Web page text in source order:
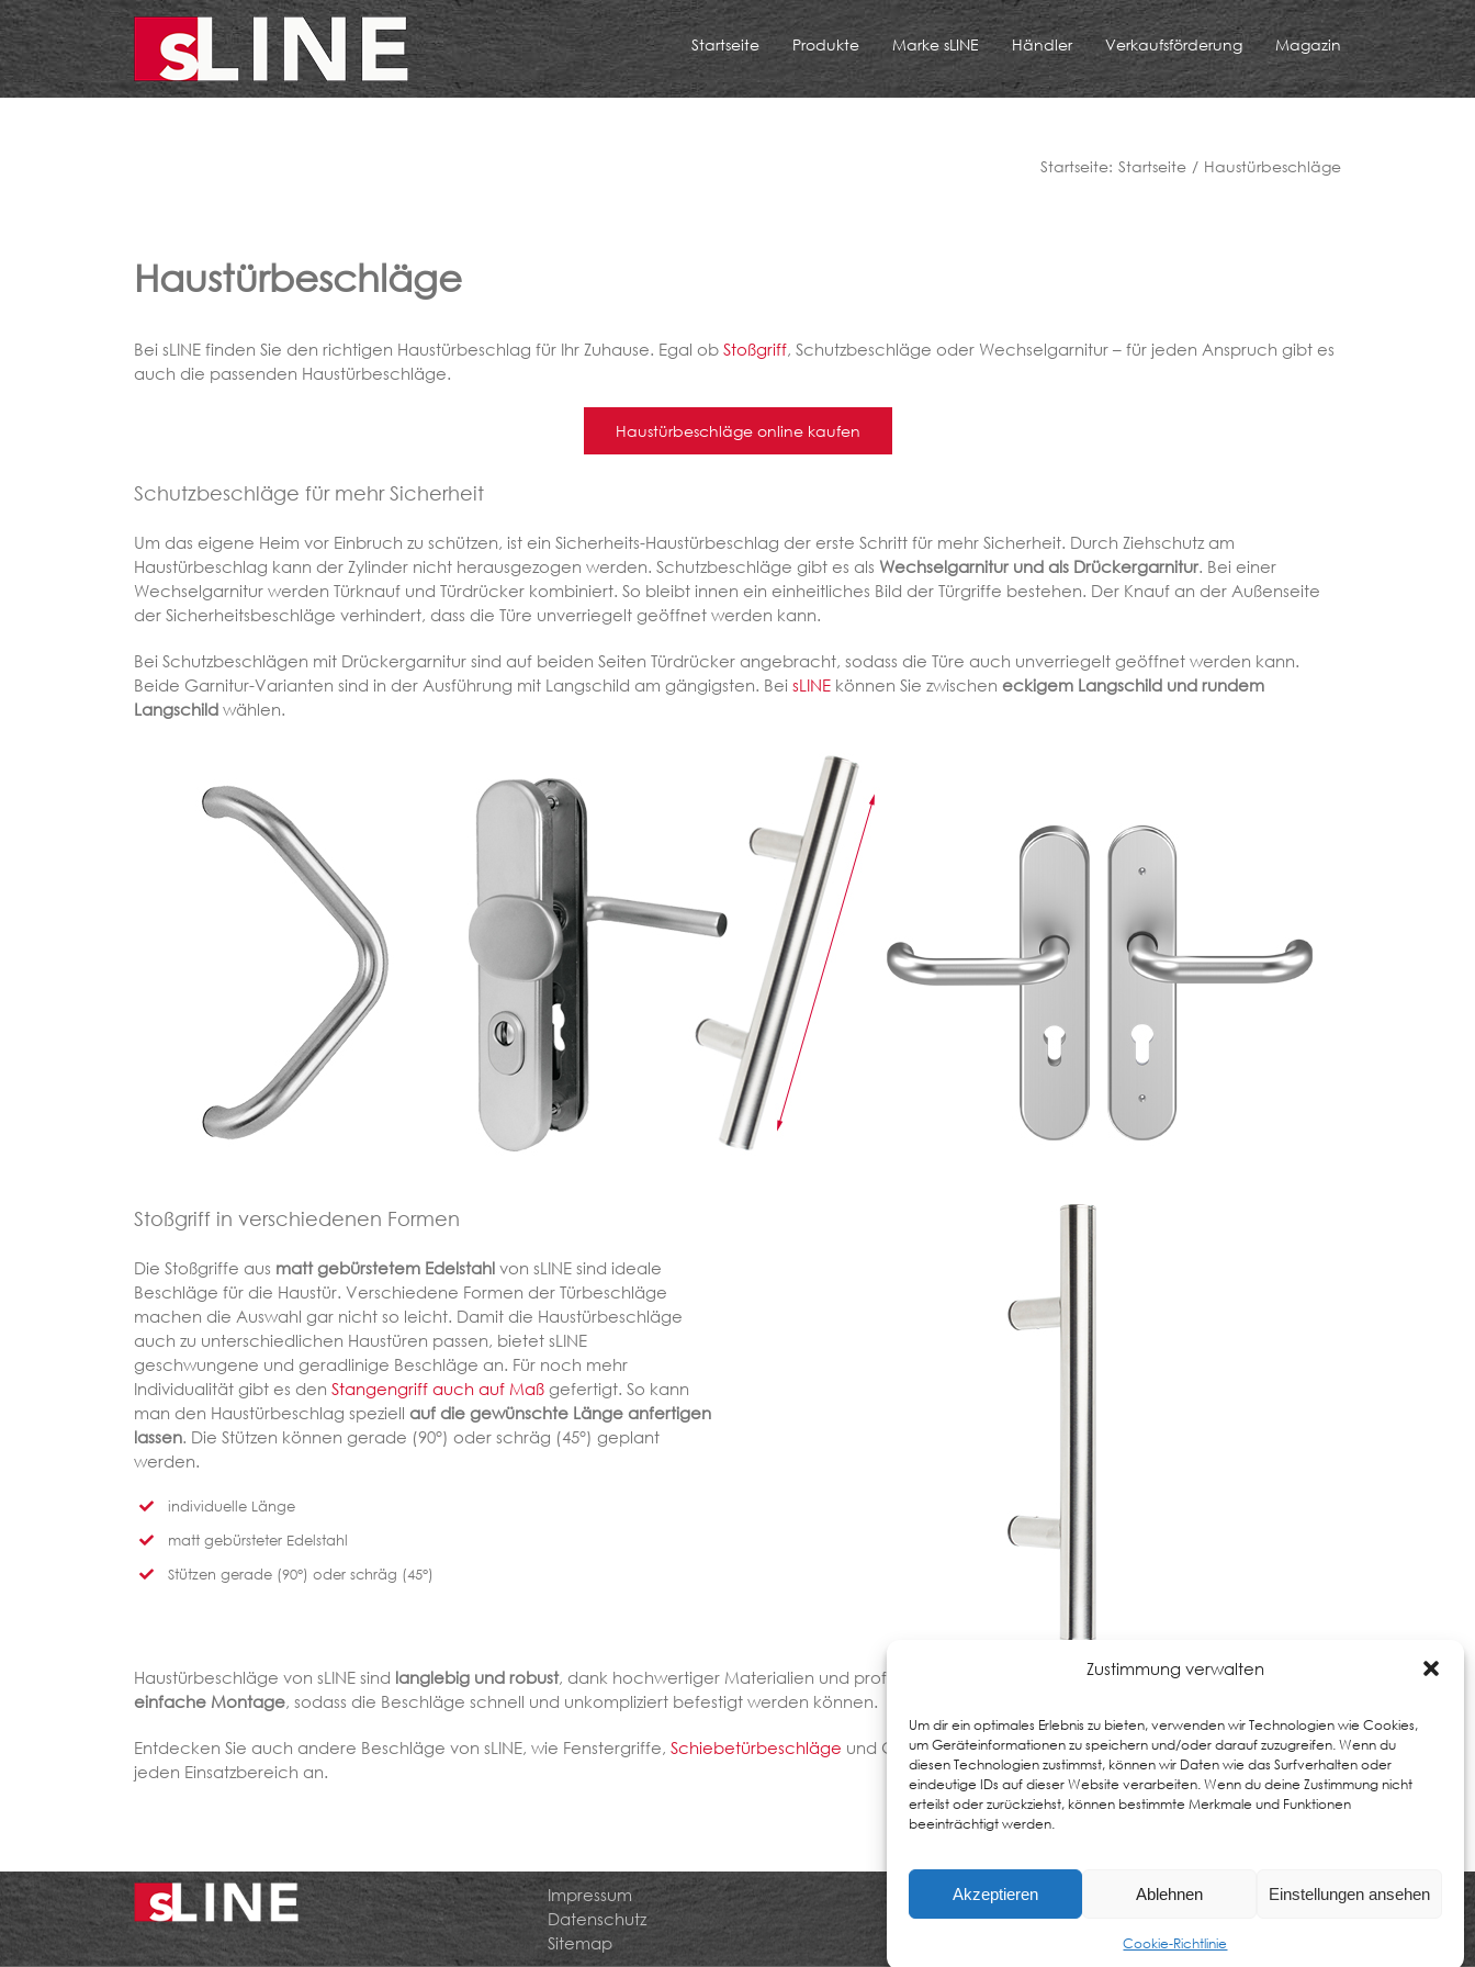
Zustimmung verwalten
Um dir ein optimales Erlebnis zu bieten, verwenden wir Technologien wie Cookies,
um Geräteinformationen zu speichern und/oder darauf zuzugreifen. Wenn du
diesen Technologien zustimmst, können wir Daten wie das Surfverhalten oder
eindeutige IDs auf dieser Website verarbeiten. Wenn du deine Zustimmung nicht
erteilst oder zurückziehst, können bestimmte Merkmale und Funktionen
beeinträchtigt werden.
Akzeptieren Ablehnen Einstellungen ansehen
Cookie-Richtlinie
Zum
Inhalt
springen
Startseite Produkte Marke sLINE Händler Verkaufsförderung Magazin
Startseite: Startseite Haustürbeschläge
Haustürbeschläge
Bei sLINE finden Sie den richtigen Haustürbeschlag für Ihr Zuhause. Egal ob Stoßgriff, Schutzbeschläge oder Wechselgarnitur – für jeden Anspruch gibt es
auch die passenden Haustürbeschläge.
Haustürbeschläge online kaufen
Schutzbeschläge für mehr Sicherheit
Um das eigene Heim vor Einbruch zu schützen, ist ein Sicherheits-Haustürbeschlag der erste Schritt für mehr Sicherheit. Durch Ziehschutz am
Haustürbeschlag kann der Zylinder nicht herausgezogen werden. Schutzbeschläge gibt es als Wechselgarnitur und als Drückergarnitur. Bei einer
Wechselgarnitur werden Türknauf und Türdrücker kombiniert. So bleibt innen ein einheitliches Bild der Türgriffe bestehen. Der Knauf an der Außenseite
der Sicherheitsbeschläge verhindert, dass die Türe unverriegelt geöffnet werden kann.
Bei Schutzbeschlägen mit Drückergarnitur sind auf beiden Seiten Türdrücker angebracht, sodass die Türe auch unverriegelt geöffnet werden kann.
Beide Garnitur-Varianten sind in der Ausführung mit Langschild am gängigsten. Bei sLINE können Sie zwischen eckigem Langschild und rundem
Langschild wählen.
Stoßgriff in verschiedenen Formen
Die Stoßgriffe aus matt gebürstetem Edelstahl von sLINE sind ideale
Beschläge für die Haustür. Verschiedene Formen der Türbeschläge
machen die Auswahl gar nicht so leicht. Damit die Haustürbeschläge
auch zu unterschiedlichen Haustüren passen, bietet sLINE
geschwungene und geradlinige Beschläge an. Für noch mehr
Individualität gibt es den Stangengriff auch auf Maß gefertigt. So kann
man den Haustürbeschlag speziell auf die gewünschte Länge anfertigen
lassen. Die Stützen können gerade (90°) oder schräg (45°) geplant
werden.
individuelle Länge
matt gebürsteter Edelstahl
Stützen gerade (90°) oder schräg (45°)
Haustürbeschläge von sLINE sind langlebig und robust, dank hochwertiger Materialien und professioneller Verarbeitung. Außerdem achten wir auf eine
einfache Montage, sodass die Beschläge schnell und unkompliziert befestigt werden können.
Entdecken Sie auch andere Beschläge von sLINE, wie Fenstergriffe, Schiebetürbeschläge und Glastürbeschläge. Wir bieten intelligente Lösungen für
jeden Einsatzbereich an.
Impressum
Datenschutz
Sitemap